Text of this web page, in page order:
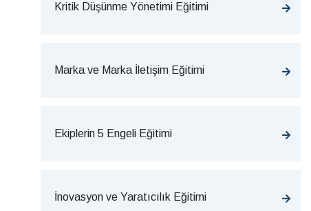
Kritik Düşünme Yönetimi Eğitimi
Marka ve Marka İletişim Eğitimi
Ekiplerin 5 Engeli Eğitimi
İnovasyon ve Yaratıcılık Eğitimi